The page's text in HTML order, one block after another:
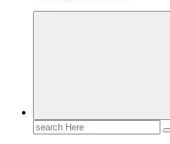
Search
for: